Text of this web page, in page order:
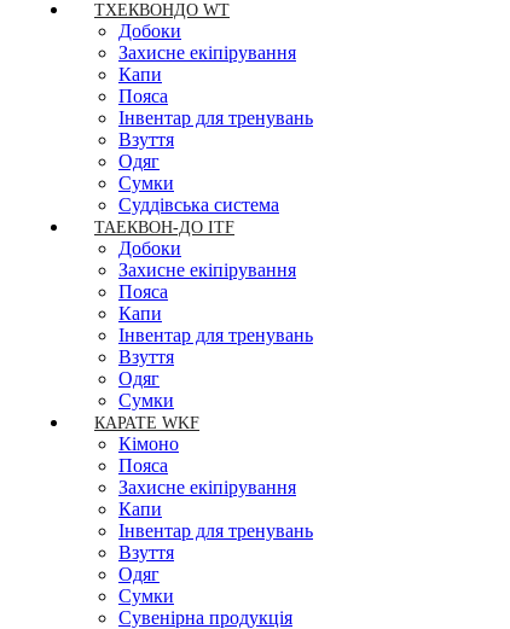
ТХЕКВОНДО WT
Добоки
Захисне екіпірування
Капи
Пояса
Інвентар для тренувань
Взуття
Одяг
Сумки
Суддівська система
ТАЕКВОН-ДО ITF
Добоки
Захисне екіпірування
Пояса
Капи
Інвентар для тренувань
Взуття
Одяг
Сумки
КАРАТЕ WKF
Кімоно
Пояса
Захисне екіпірування
Капи
Інвентар для тренувань
Взуття
Одяг
Сумки
Сувенірна продукція